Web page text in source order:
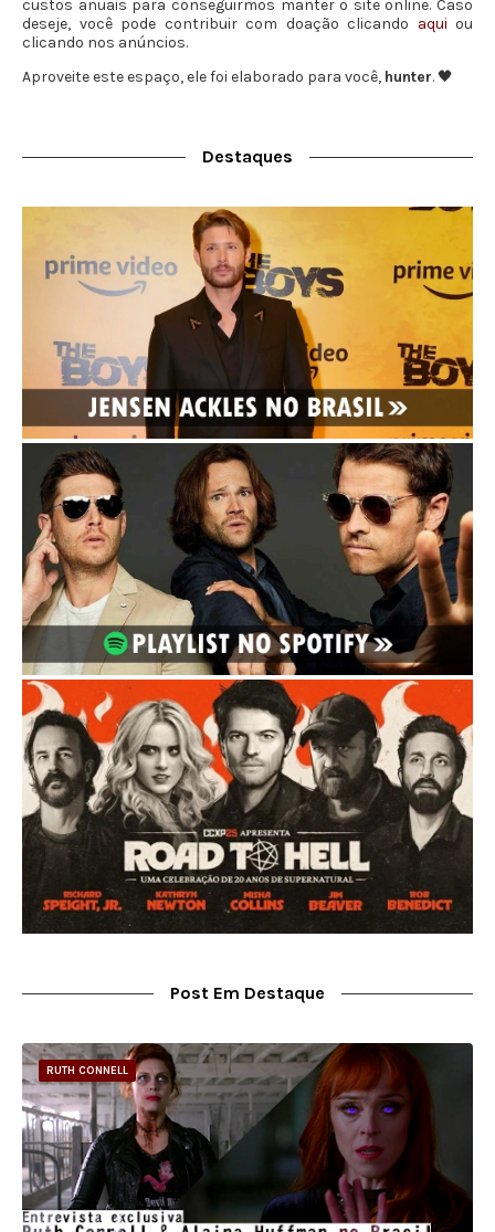
custos anuais para conseguirmos manter o site online. Caso
deseje, você pode contribuir com doação clicando aqui ou
clicando nos anúncios.
Aproveite este espaço, ele foi elaborado para você, hunter. 🖤
Destaques
Post Em Destaque
RUTH CONNELL